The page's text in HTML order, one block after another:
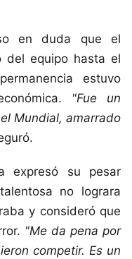
en duda que el
del equipo hasta el
estuvo
"Fue un
Mundial, amarrado
expresó su pesar
no lograra
y consideró que
"Me da pena por
competir. Es un